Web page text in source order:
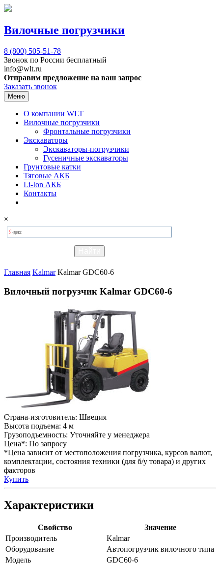
Вилочные погрузчики
8 (800) 505-51-78
Звонок по России бесплатный
info@wlt.ru
Отправим предложение на ваш запрос
Заказать звонок
Меню
О компании WLT
Вилочные погрузчики
Фронтальные погрузчики
Экскаваторы
Экскаваторы-погрузчики
Гусеничные экскаваторы
Грунтовые катки
Тяговые АКБ
Li-Ion АКБ
Контакты
×
Главная Kalmar Kalmar GDC60-6
Вилочный погрузчик Kalmar GDC60-6
Страна-изготовитель: Швеция
Высота подъема: 4 м
Грузоподъемность: Уточняйте у менеджера
Цена*: По запросу
*Цена зависит от местоположения погрузчика, курсов валют,
комплектации, состояния техники (для б/у товара) и других
факторов
Купить
Характеристики
Свойство
Значение
Производитель
Kalmar
Оборудование
Автопогрузчик вилочного типа
Модель
GDC60-6